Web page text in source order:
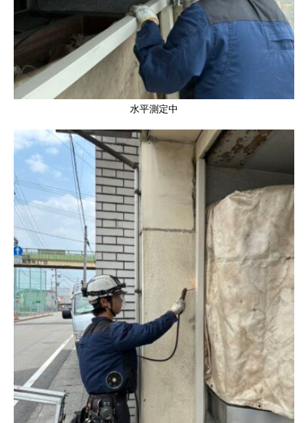
水平測定中